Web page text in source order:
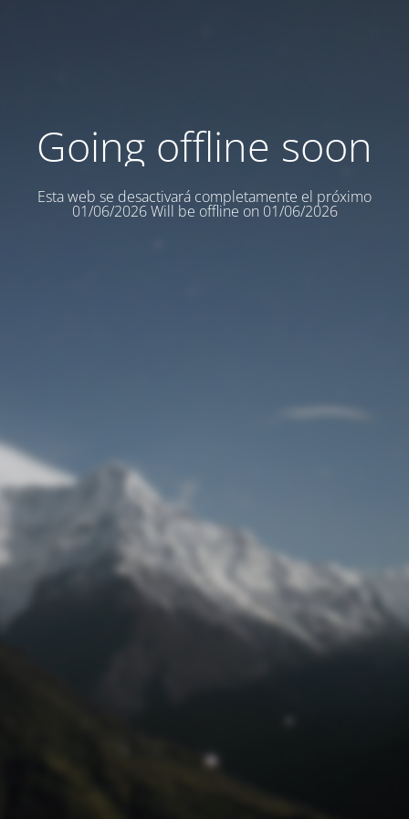
Going offline soon
Esta web se desactivará completamente el próximo
01/06/2026 Will be offline on 01/06/2026